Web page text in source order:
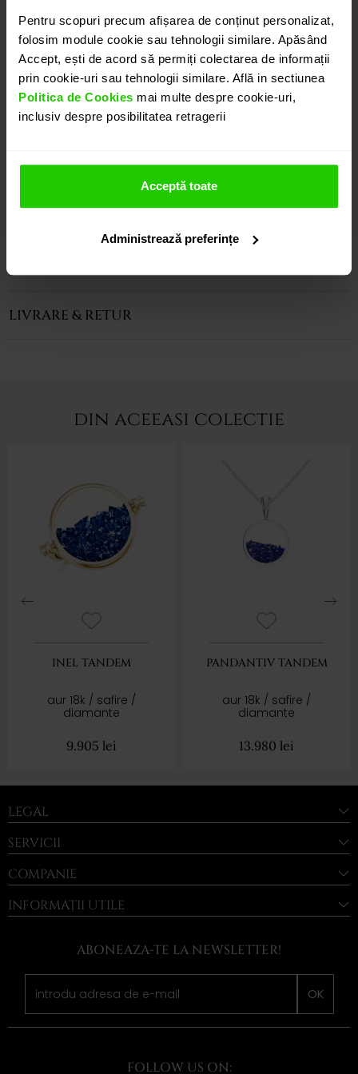
Pentru scopuri precum afișarea de conținut personalizat,
folosim module cookie sau tehnologii similare. Apăsând
Accept, ești de acord să permiți colectarea de informații
prin cookie-uri sau tehnologii similare. Află in sectiunea
Politica de Cookies mai multe despre cookie-uri,
inclusiv despre posibilitatea retragerii
Acceptă toate
Administrează preferințe
astfel creat fiind prezentate safire albastre de
diferite forme si marimi in libera miscare. Doua
diamante totalizand 0.03ct sunt incastrate in partea
superioara. Sistem prindere: surub.
Modele complementare acestui produs puteti
LIVRARE & RETUR
din aceeasi colectie
INEL TANDEM
aur 18k / safire /
diamante
9.905 lei
PANDANTIV TANDEM
aur 18k / safire /
diamante
13.980 lei
LEGAL
SERVICII
COMPANIE
INFORMAȚII UTILE
ABONEAZA-TE LA NEWSLETTER!
OK
FOLLOW US ON: